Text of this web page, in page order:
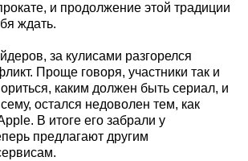
и продолжение этой традиции
ждать.
за кулисами разгорелся
Проще говоря, участники так и
каким должен быть сериал, и
остался недоволен тем, как
В итоге его забрали у
предлагают другим